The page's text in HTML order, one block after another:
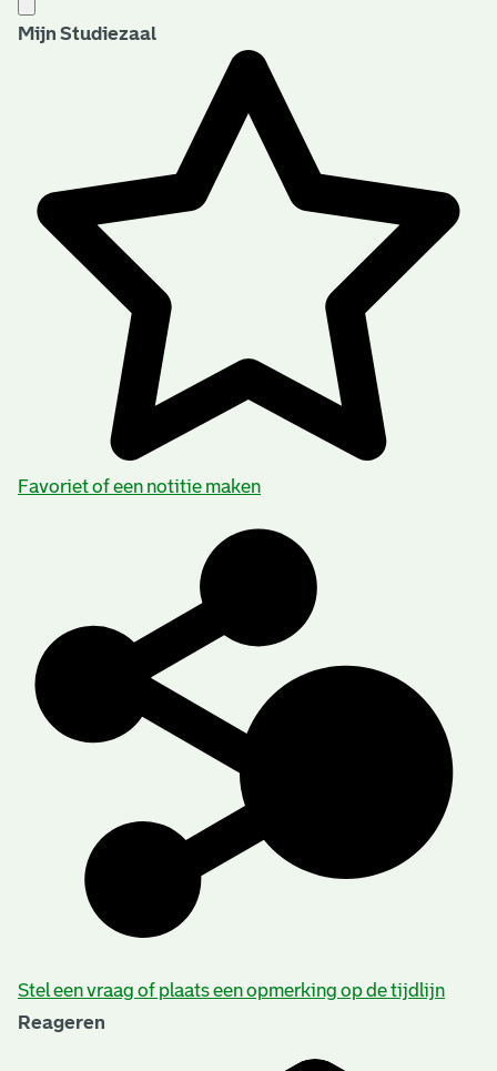
Mijn Studiezaal
Favoriet of een notitie maken
Stel een vraag of plaats een opmerking op de tijdlijn
Reageren